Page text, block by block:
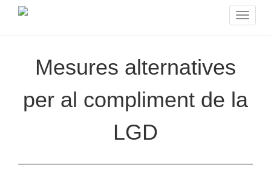
Toggle
Mesures alternatives
per al compliment de la
LGD